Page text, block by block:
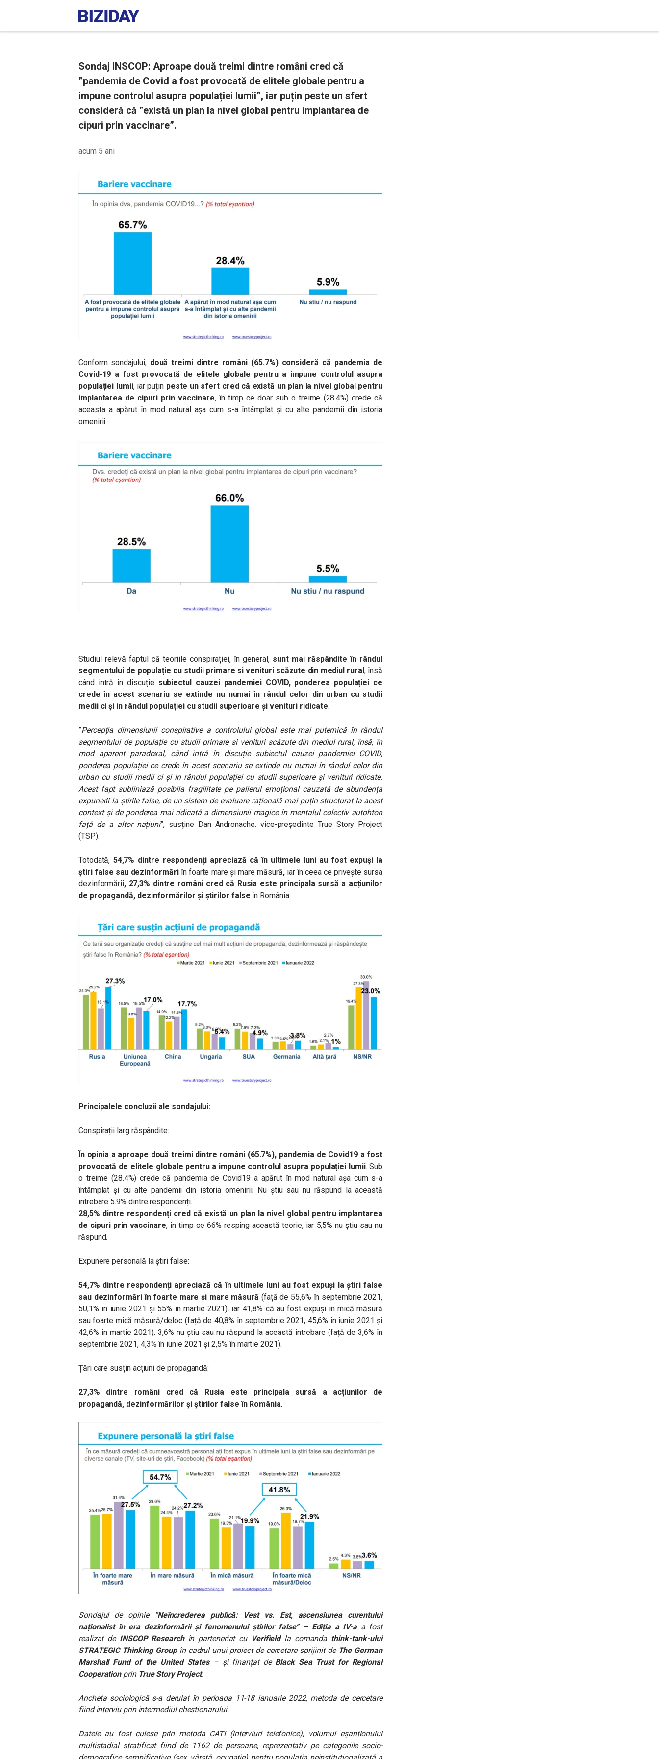
Sondaj INSCOP: Aproape două treimi dintre români cred că
”pandemia de Covid a fost provocată de elitele globale pentru a
impune controlul asupra populației lumii”, iar puțin peste un sfert
consideră că ”există un plan la nivel global pentru implantarea de
cipuri prin vaccinare”.
acum 5 ani
Conform sondajului, două treimi dintre români (65.7%) consideră că pandemia de
Covid-19 a fost provocată de elitele globale pentru a impune controlul asupra
populației lumii, iar puțin peste un sfert cred că există un plan la nivel global pentru
implantarea de cipuri prin vaccinare, în timp ce doar sub o treime (28.4%) crede că
aceasta a apărut în mod natural așa cum s-a întâmplat și cu alte pandemii din istoria
omenirii.
Studiul relevă faptul că teoriile conspirației, în general, sunt mai răspânditeîn rândul
segmentului de populație cu studii primare si venituri scăzute din mediul rural, însă
când intră în discuție subiectul cauzei pandemiei COVID, ponderea populației ce
crede în acest scenariu se extinde nu numai în rândul celor din urban cu studii
medii ci și in rândul populației cu studii superioare și venituri ridicate.
”Percepția dimensiunii conspirative a controlului global este mai puternică în rândul
segmentului de populație cu studii primare si venituri scăzute din mediul rural, însă, în
mod aparent paradoxal, când intră în discuție subiectul cauzei pandemiei COVID,
ponderea populației ce crede în acest scenariu se extinde nu numai în rândul celor din
urban cu studii medii ci și in rândul populației cu studii superioare și venituri ridicate.
Acest fapt subliniază posibila fragilitate pe palierul emoțional cauzată de abundența
expunerii la știrile false, de un sistem de evaluare rațională mai puțin structurat la acest
context și de ponderea mai ridicată a dimensiunii magice în mentalul colectiv autohton
față de a altor națiuni”, susține Dan Andronache. vice-președinte True Story Project
(TSP).
Totodată, 54,7% dintre respondenți apreciază că în ultimele luni au fost expuși la
știri false sau dezinformări în foarte mare și mare măsură, iar în ceea ce privește sursa
dezinformării, 27,3% dintre români cred că Rusia este principala sursă a acțiunilor
de propagandă, dezinformărilor și știrilor falseîn România.
Principalele concluzii ale sondajului:
Conspirații larg răspândite:
În opinia a aproape două treimi dintre români (65.7%), pandemia de Covid19 a fost
provocată de elitele globale pentru a impune controlul asupra populației lumii. Sub
o treime (28.4%) crede că pandemia de Covid19 a apărut în mod natural așa cum s-a
întâmplat și cu alte pandemii din istoria omenirii. Nu știu sau nu răspund la această
întrebare 5.9% dintre respondenți.
28,5% dintre respondenți cred că există un plan la nivel global pentru implantarea
de cipuri prin vaccinare, în timp ce 66% resping această teorie, iar 5,5% nu știu sau nu
răspund.
Expunere personală la știri false:
54,7% dintre respondenți apreciază că în ultimele luni au fost expuși la știri false
sau dezinformări în foarte mare și mare măsură (față de 55,6% în septembrie 2021,
50,1% în iunie 2021 și 55% în martie 2021), iar 41,8% că au fost expuși în mică măsură
sau foarte mică măsură/deloc (față de 40,8% în septembrie 2021, 45,6% în iunie 2021 și
42,6% în martie 2021). 3,6% nu știu sau nu răspund la această întrebare (față de 3,6% în
septembrie 2021, 4,3% în iunie 2021 și 2,5% în martie 2021).
Țări care susțin acțiuni de propagandă:
27,3% dintre români cred că Rusia este principala sursă a acțiunilor de
propagandă, dezinformărilor și știrilor false în România.
Sondajul de opinie
“Neîncrederea publică: Vest vs. Est, ascensiunea curentului
naționalist în era dezinformării și fenomenului știrilor false” – Ediția a IV-a a fost
realizat de INSCOP Research în parteneriat cu Verifield la comanda think-tank-ului
STRATEGIC Thinking Group în cadrul unui proiect de cercetare sprijinit de The German
Marshall Fund of the United States – și finanțat de Black Sea Trust for Regional
Cooperation prin True Story Project.
Ancheta sociologică s-a derulat în perioada 11-18 ianuarie 2022, metoda de cercetare
fiind interviu prin intermediul chestionarului.
Datele au fost culese prin metoda CATI (interviuri telefonice), volumul eșantionului
multistadial stratificat fiind de 1162 de persoane, reprezentativ pe categoriile socio-
demografice semnificative (sex, vârstă, ocupație) pentru populația neinstituționalizată a